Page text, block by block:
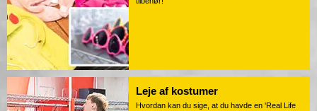
Leje af kostumer
Hvordan kan du sige, at du havde en 'Real Life